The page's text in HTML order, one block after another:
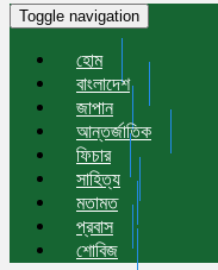
Toggle navigation
হোম
বাংলাদেশ
জাপান
আন্তর্জাতিক
ফিচার
সাহিত্য
মতামত
প্রবাস
শোবিজ